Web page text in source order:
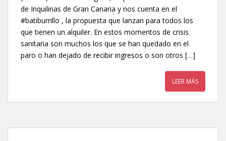
de Inquilinas de Gran Canaria y nos cuenta en el
#batiburrillo , la propuesta que lanzan para todos los
que tienen un alquiler. En estos momentos de crisis
sanitaria son muchos los que se han quedado en el
paro o han dejado de recibir ingresos o son otros […]
LEER MÁS